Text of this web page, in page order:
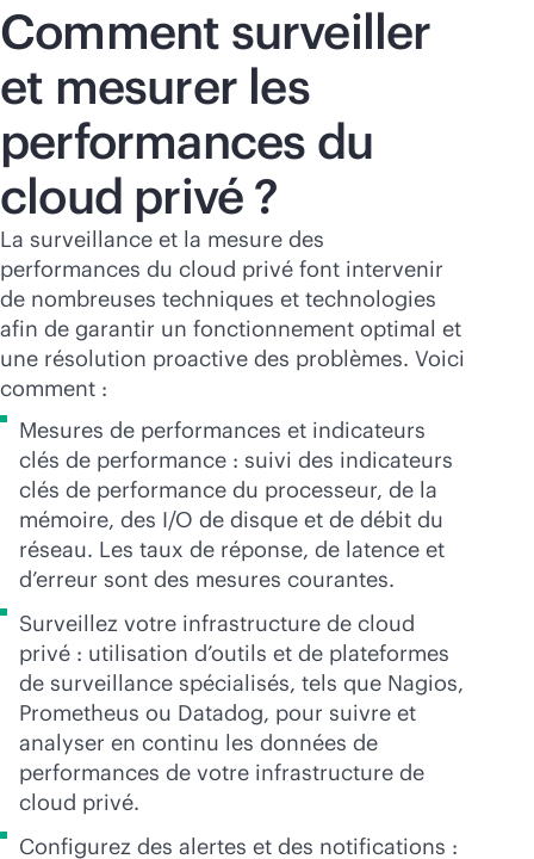
Comment surveiller
et mesurer les
performances du
cloud privé ?
La surveillance et la mesure des
performances du cloud privé font intervenir
de nombreuses techniques et technologies
afin de garantir un fonctionnement optimal et
une résolution proactive des problèmes. Voici
comment :
Mesures de performances et indicateurs
clés de performance : suivi des indicateurs
clés de performance du processeur, de la
mémoire, des I/O de disque et de débit du
réseau. Les taux de réponse, de latence et
d’erreur sont des mesures courantes.
Surveillez votre infrastructure de cloud
privé : utilisation d’outils et de plateformes
de surveillance spécialisés, tels que Nagios,
Prometheus ou Datadog, pour suivre et
analyser en continu les données de
performances de votre infrastructure de
cloud privé.
Configurez des alertes et des notifications :